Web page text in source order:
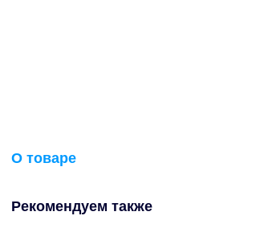
О товаре
Рекомендуем также